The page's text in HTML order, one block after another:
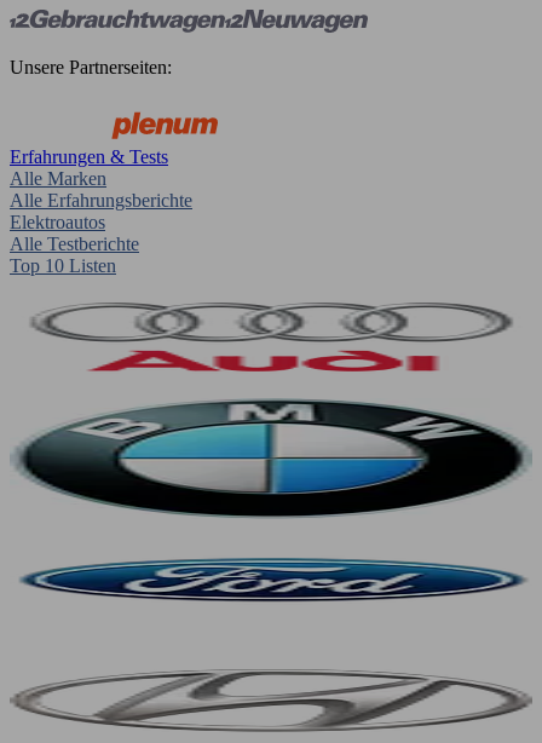
Unsere Partnerseiten:
Erfahrungen & Tests
Alle Marken
Alle Erfahrungsberichte
Elektroautos
Alle Testberichte
Top 10 Listen